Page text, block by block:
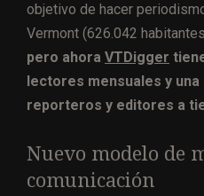
objetivo de hacer
Vermont (626.042
pero ahora VTDigger
lectores mensuales y
reporteros y editores a
Nuevo modelo de
comunicación